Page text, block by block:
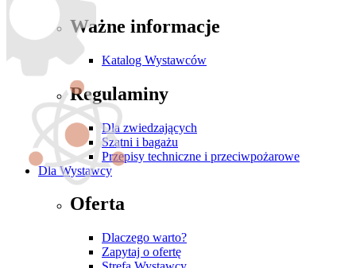
Ważne informacje
Katalog Wystawców
Regulaminy
Dla zwiedzających
Szatni i bagażu
Przepisy techniczne i przeciwpożarowe
Dla Wystawcy
Oferta
Dlaczego warto?
Zapytaj o ofertę